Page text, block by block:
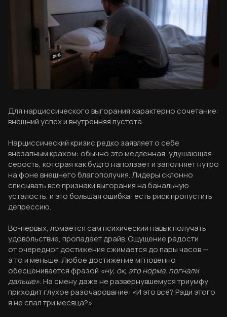
Для нарциссического выгорания характерно сочетание:
внешний успех и внутренняя пустота.
Нарциссический кризис редко заявляет о себе
внезапным крахом: обычно это медленная, удушающая
серость, которая как будто наползает и заполняет нутро
на фоне внешнего благополучия. Лидеры склонно
списывать все признаки выгорания на банальную
усталость, и это большая ошибка: есть риск пропустить
депрессию.
Во-первых, ломается сам психический навык получать
удовольствие, пропадает драйв. Ощущение радости
от очередног достижения сжимается до пары часов —
а то и меньше. Любое достижение мгновенно
обесценивается фразой «ну, ок, это норма, погнали
дальше».На смену даже не развернувшемуся триумфу
приходит глухое разочарование: «И это всё? Ради этого
я не спал три месяца?»